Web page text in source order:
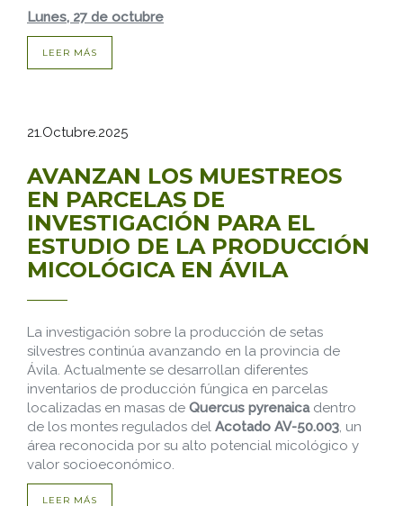
Lunes, 27 de octubre
LEER MÁS
21.Octubre.2025
AVANZAN LOS MUESTREOS
EN PARCELAS DE
INVESTIGACIÓN PARA EL
ESTUDIO DE LA PRODUCCIÓN
MICOLÓGICA EN ÁVILA
La investigación sobre la producción de setas
silvestres continúa avanzando en la provincia de
Ávila. Actualmente se desarrollan diferentes
inventarios de producción fúngica en parcelas
localizadas en masas de Quercus pyrenaicadentro
de los montes regulados del Acotado AV-50.003, un
área reconocida por su alto potencial micológico y
valor socioeconómico.
LEER MÁS